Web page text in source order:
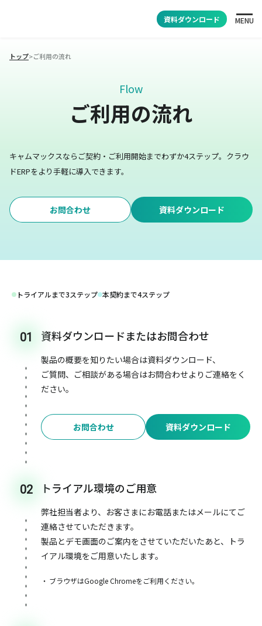
資料ダウンロード MENU
トップ>ご利用の流れ
Flow
ご利用の流れ
キャムマックスならご契約・ご利用開始までわずか4ステップ。 クラウ
ドERPをより手軽に導入できます。
お問合わせ 資料ダウンロード
トライアルまで3ステップ 本契約まで4ステップ
01 資料ダウンロードまたはお問合わせ
製品の概要を知りたい場合は資料ダウンロード、
ご質問、ご相談がある場合はお問合わせよりご連絡をく
ださい。
お問合わせ 資料ダウンロード
02 トライアル環境のご用意
弊社担当者より、お客さまにお電話またはメールにてご
連絡させていただきます。
製品とデモ画面のご案内をさせていただいたあと、トラ
イアル環境をご用意いたします。
ブラウザはGoogle Chromeをご利用ください。